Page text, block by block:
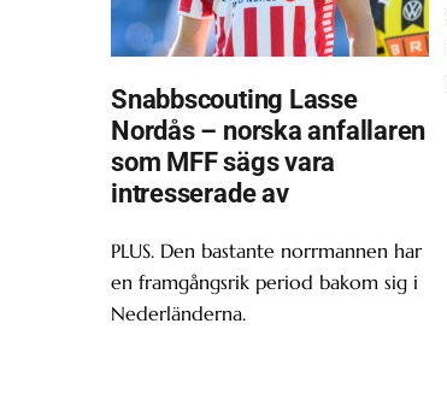
Snabbscouting Lasse
Nordås – norska anfallaren
som MFF sägs vara
intresserade av
PLUS. Den bastante norrmannen har
en framgångsrik period bakom sig i
Nederländerna.